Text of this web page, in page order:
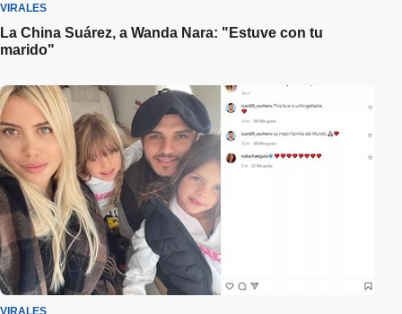
VIRALES
La China Suárez, a Wanda Nara: "Estuve con tu
marido"